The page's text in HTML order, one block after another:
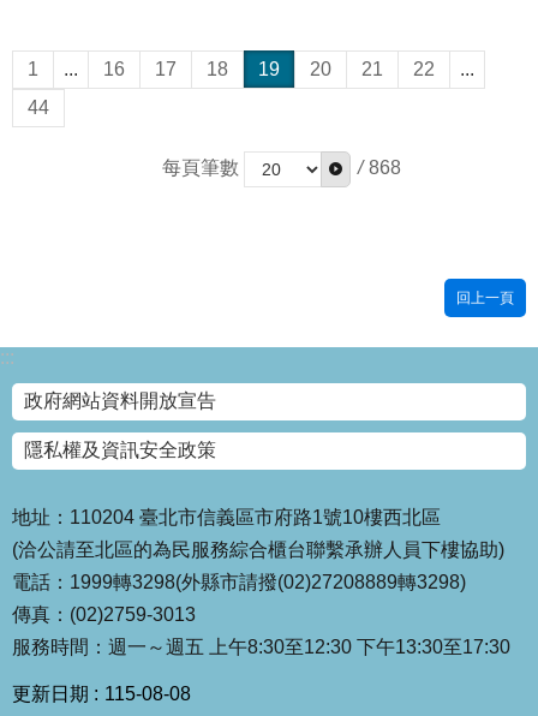
1 ... 16 17 18 19 20 21 22
...
44
每頁筆數 / 868
回上一頁
:::
政府網站資料開放宣告
隱私權及資訊安全政策
地址：110204 臺北市信義區市府路1號10樓西北區
(洽公請至北區的為民服務綜合櫃台聯繫承辦人員下樓協助)
電話：1999轉3298(外縣市請撥(02)27208889轉3298)
傳真：(02)2759-3013
服務時間：週一～週五 上午8:30至12:30 下午13:30至17:30
更新日期 115-08-08